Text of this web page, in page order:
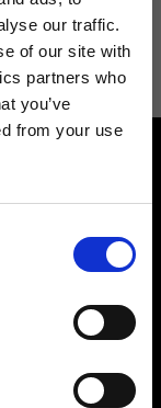
our traffic.
of our site with
partners who
you’ve
from your use
Per maggiori
a tutte le tue